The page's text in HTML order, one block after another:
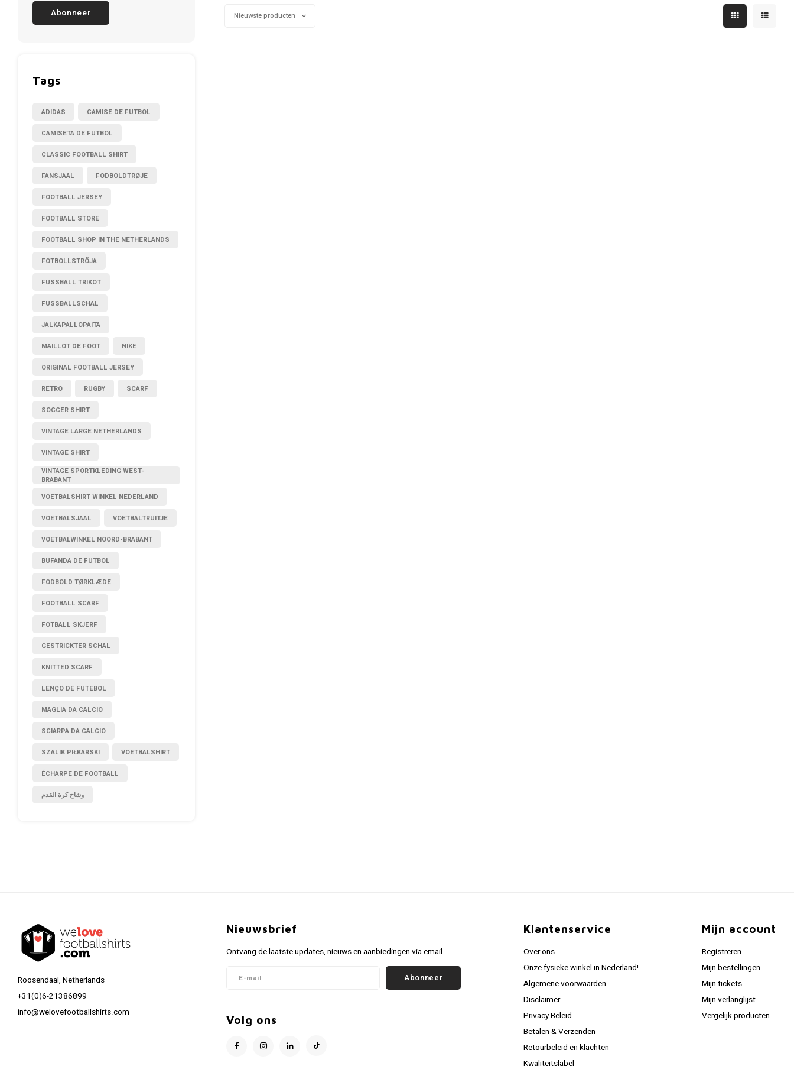
Abonneer
Tags
ADIDAS CAMISE DE FUTBOL
CAMISETA DE FUTBOL
CLASSIC FOOTBALL SHIRT
FANSJAAL FODBOLDTRØJE
FOOTBALL JERSEY
FOOTBALL STORE
FOOTBALL SHOP IN THE NETHERLANDS
FOTBOLLSTRÖJA
FUSSBALL TRIKOT
FUSSBALLSCHAL
JALKAPALLOPAITA
MAILLOT DE FOOT NIKE
ORIGINAL FOOTBALL JERSEY
RETRO RUGBY SCARF
SOCCER SHIRT
VINTAGE LARGE NETHERLANDS
VINTAGE SHIRT
VINTAGE SPORTKLEDING WEST-
BRABANT
VOETBALSHIRT WINKEL NEDERLAND
VOETBALSJAAL VOETBALTRUITJE
VOETBALWINKEL NOORD-BRABANT
BUFANDA DE FUTBOL
FODBOLD TØRKLÆDE
FOOTBALL SCARF
FOTBALL SKJERF
GESTRICKTER SCHAL
KNITTED SCARF
LENÇO DE FUTEBOL
MAGLIA DA CALCIO
SCIARPA DA CALCIO
SZALIK PIŁKARSKI VOETBALSHIRT
ÉCHARPE DE FOOTBALL
وشاح كرة القدم
Nieuwste producten
Roosendaal, Netherlands
+31(0)6-21386899
info@welovefootballshirts.com
Nieuwsbrief
Ontvang de laatste updates, nieuws en aanbiedingen via email
Abonneer
Volg ons
Klantenservice
Over ons
Onze fysieke winkel in Nederland!
Algemene voorwaarden
Disclaimer
Privacy Beleid
Betalen & Verzenden
Retourbeleid en klachten
Kwaliteitslabel
Mijn account
Registreren
Mijn bestellingen
Mijn tickets
Mijn verlanglijst
Vergelijk producten